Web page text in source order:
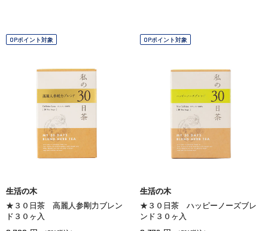
OPポイント対象
生活の木
★３０日茶 高麗人参剛力ブレン
ド３０ヶ入
OPポイント対象
生活の木
★３０日茶 ハッピーノーズブレ
ンド３０ヶ入